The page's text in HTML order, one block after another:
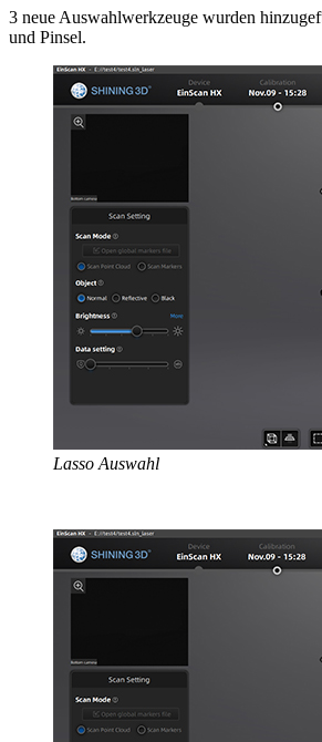
3 neue Auswahlwerkzeuge wurden
und Pinsel.
Lasso Auswahl